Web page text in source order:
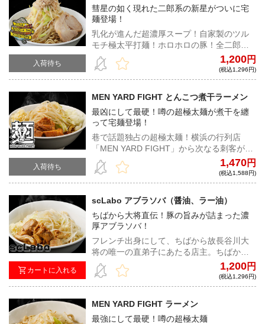
入荷待ち
彗星の如く現れた二郎系の新星がついに宅
麺登場！
乳化が進んだ超濃厚スープ！自家製のツル
モチ極太平打麺！ホロホロの豚！全二郎系
ファンの心を掴んでは離さない至高の一杯
をご堪能あれ！
1,200円
(税込1,296円)
入荷待ち
MEN YARD FIGHT とんこつ煮干ラーメン
最凶にして最硬！噂の超極太麺が煮干を纏
って宅麺登場！
巷で話題独占の超極太麺！横浜の行列店
「MEN YARD FIGHT」から次なる刺客が遂
に登場！！煮干との華麗なるコラボレーシ
ョンを果たした超硬派なラーメンをご堪能
あれ！
1,470円
(税込1,588円)
カートに入れる
scLabo アブラソバ（醤油、ラー油）
ちばから大将直伝！豚の旨みが詰まった濃
厚アブラソバ！
フレンチ出身にして、ちばから故長谷川大
将の唯一の直弟子にあたる店主。ちばから
のトレードマークでもあるド乳化と、神
豚、そしてプリプリの自家製麺は、唸るほ
どの完成度を誇る。
1,200円
(税込1,296円)
MEN YARD FIGHT ラーメン
最強にして最硬！噂の超極太麺